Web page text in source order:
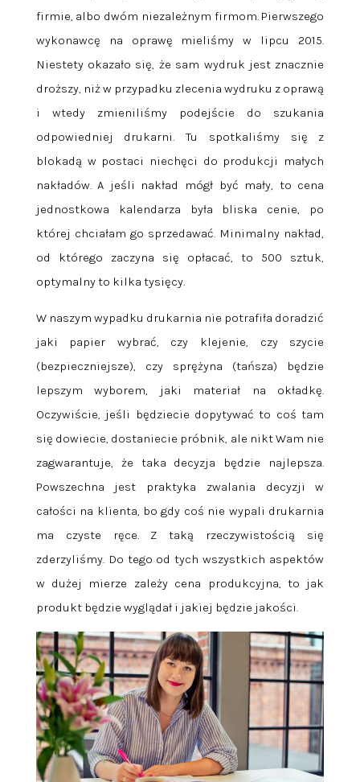
firmie, albo dwóm niezależnym firmom. Pierwszego
wykonawcę na oprawę mieliśmy w lipcu 2015.
Niestety okazało się, że sam wydruk jest znacznie
droższy, niż w przypadku zlecenia wydruku z oprawą
i wtedy zmieniliśmy podejście do szukania
odpowiedniej drukarni. Tu spotkaliśmy się z
blokadą w postaci niechęci do produkcji małych
nakładów. A jeśli nakład mógł być mały, to cena
jednostkowa kalendarza była bliska cenie, po
której chciałam go sprzedawać. Minimalny nakład,
od którego zaczyna się opłacać, to 500 sztuk,
optymalny to kilka tysięcy.
W naszym wypadku drukarnia nie potrafiła doradzić
jaki papier wybrać, czy klejenie, czy szycie
(bezpieczniejsze), czy sprężyna (tańsza) będzie
lepszym wyborem, jaki materiał na okładkę.
Oczywiście, jeśli będziecie dopytywać to coś tam
się dowiecie, dostaniecie próbnik, ale nikt Wam nie
zagwarantuje, że taka decyzja będzie najlepsza.
Powszechna jest praktyka zwalania decyzji w
całości na klienta, bo gdy coś nie wypali drukarnia
ma czyste ręce. Z taką rzeczywistością się
zderzyliśmy. Do tego od tych wszystkich aspektów
w dużej mierze zależy cena produkcyjna, to jak
produkt będzie wyglądał i jakiej będzie jakości.